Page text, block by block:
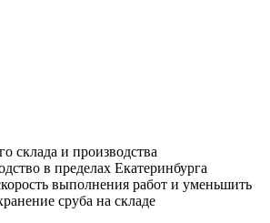
склада и производства
в пределах Екатеринбурга
выполнения работ и уменьшить
сруба на складе